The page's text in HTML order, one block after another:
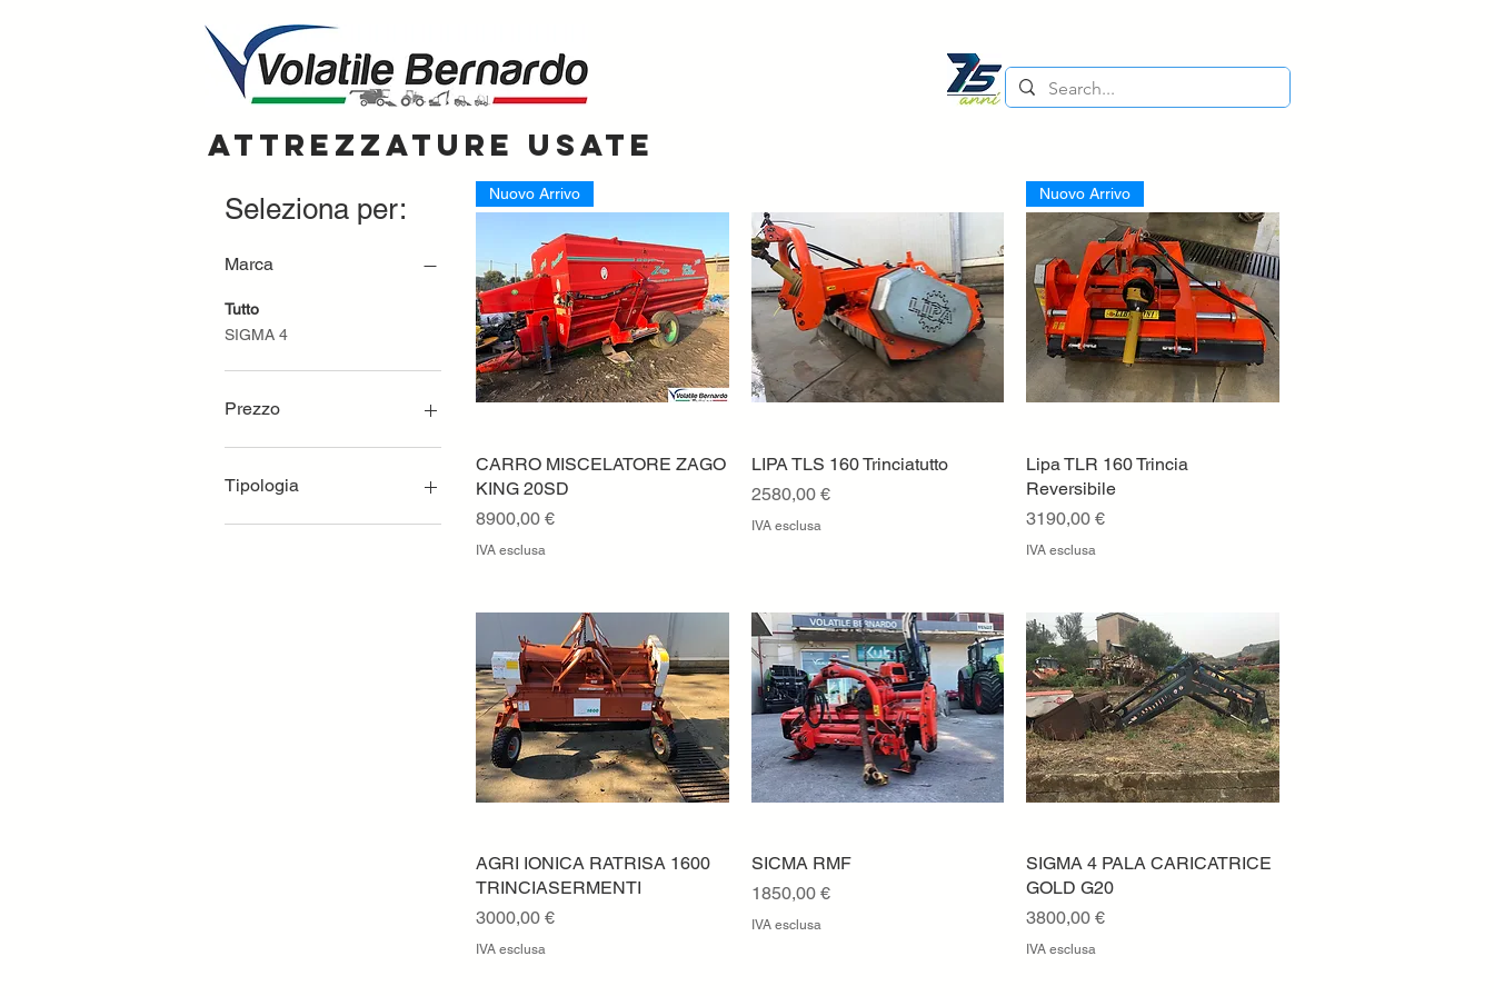
attrezzature usate
Seleziona per:
Marca
Tutto
SIGMA 4
Prezzo
Tipologia
Rimorchio
Vista rapida
Nuovo Arrivo
CARRO MISCELATORE ZAGO
KING 20SD
Prezzo
8900,00 €
IVA esclusa
Vista rapida
LIPA TLS 160 Trinciatutto
Prezzo
2580,00 €
IVA esclusa
Vista rapida
Nuovo Arrivo
Lipa TLR 160 Trincia
Reversibile
Prezzo
3190,00 €
IVA esclusa
Vista rapida
AGRI IONICA RATRISA 1600
TRINCIASERMENTI
Prezzo
3000,00 €
IVA esclusa
Vista rapida
SICMA RMF
Prezzo
1850,00 €
IVA esclusa
Vista rapida
SIGMA 4 PALA CARICATRICE
GOLD G20
Prezzo
3800,00 €
IVA esclusa